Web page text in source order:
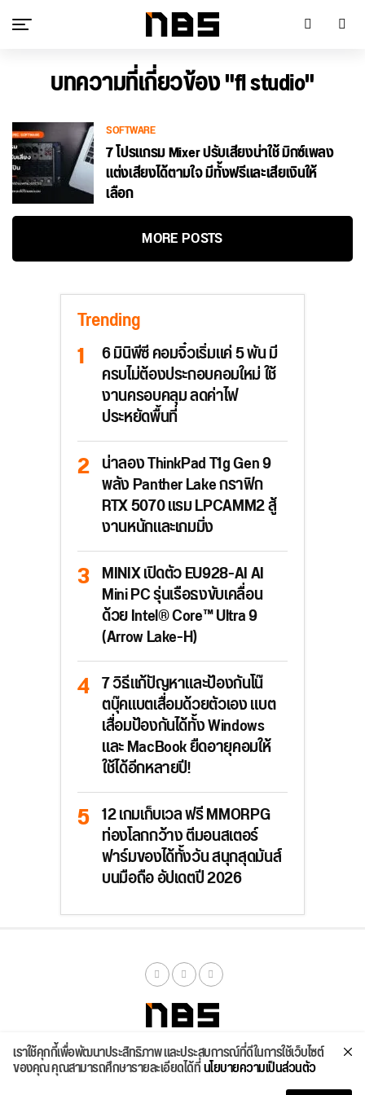
บทความที่เกี่ยวข้อง "fl studio"
SOFTWARE
7 โปรแกรม Mixer ปรับเสียงน่าใช้ มิกซ์เพลง
แต่งเสียงได้ตามใจ มีทั้งฟรีและเสียเงินให้
เลือก
MORE POSTS
Trending
6 มินิพีซี คอมจิ๋วเริ่มแค่ 5 พัน มี
ครบไม่ต้องประกอบคอมใหม่ ใช้
งานครอบคลุม ลดค่าไฟ
ประหยัดพื้นที่
น่าลอง ThinkPad T1g Gen 9
พลัง Panther Lake กราฟิก
RTX 5070 แรม LPCAMM2 สู้
งานหนักและเกมมิ่ง
MINIX เปิดตัว EU928-AI AI
Mini PC รุ่นเรือธงขับเคลื่อน
ด้วย Intel® Core™ Ultra 9
(Arrow Lake-H)
7 วิธีแก้ปัญหาและป้องกันโน๊
ตบุ๊คแบตเสื่อมด้วยตัวเอง แบต
เสื่อมป้องกันได้ทั้ง Windows
และ MacBook ยืดอายุคอมให้
ใช้ได้อีกหลายปี!
12 เกมเก็บเวล ฟรี MMORPG
ท่องโลกกว้าง ตีมอนสเตอร์
ฟาร์มของได้ทั้งวัน สนุกสุดมันส์
บนมือถือ อัปเดตปี 2026
จัดสเปค ค้นหา บทความ รีวิวล่าสุด บทความยอดนิยม ติดต่อเรา
เราใช้คุกกี้เพื่อพัฒนาประสิทธิภาพ และประสบการณ์ที่ดีในการใช้เว็บไซต์
ของคุณ คุณสามารถศึกษารายละเอียดได้ที่นโยบายความเป็นส่วนตัว